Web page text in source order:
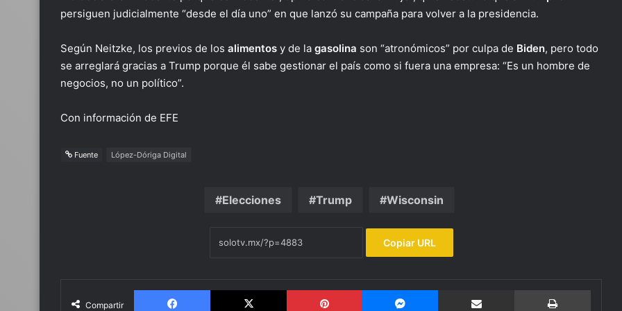
persiguen judicialmente “desde el día uno” en que lanzó su campaña para volver a la presidencia.
Según Neitzke, los previos de los alimentos y de la gasolina son “atronómicos” por culpa de Biden, pero todo
se arreglará gracias a Trump porque él sabe gestionar el país como si fuera una empresa: “Es un hombre de
negocios, no un político”.
Con información de EFE
Fuente López-Dóriga Digital
Elecciones Trump Wisconsin
Copiar URL
Compartir
Facebook X Pinterest Messenger Compartir por email